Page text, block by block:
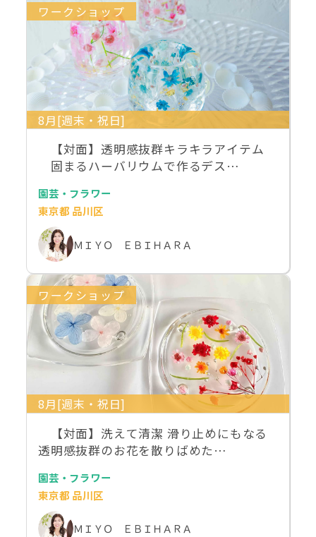
ワークショップ
8月[週末・祝日]
【対面】透明感抜群キラキラアイテム
固まるハーバリウムで作るデス…
園芸・フラワー
東京都 品川区
ＭＩＹＯ ＥＢＩＨＡＲＡ
ワークショップ
8月[週末・祝日]
【対面】洗えて清潔 滑り止めにもなる
透明感抜群のお花を散りばめた…
園芸・フラワー
東京都 品川区
ＭＩＹＯ ＥＢＩＨＡＲＡ